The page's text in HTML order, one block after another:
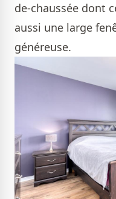
de-chaussée dont
aussi une large
généreuse.